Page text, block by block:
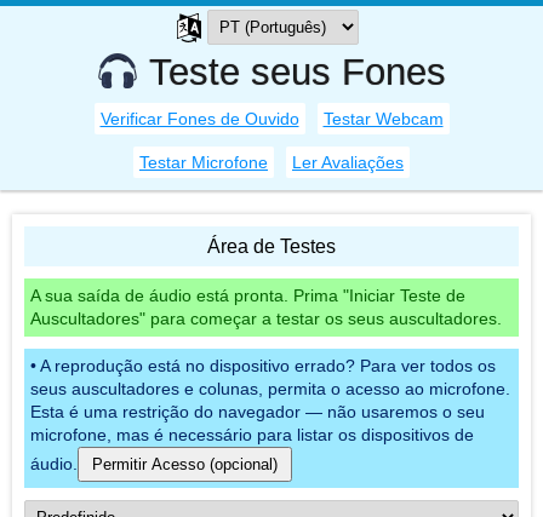
Teste seus Fones
Verificar Fones de Ouvido Testar Webcam
Testar Microfone Ler Avaliações
Área de Testes
A sua saída de áudio está pronta. Prima "Iniciar Teste de
Auscultadores" para começar a testar os seus auscultadores.
A reprodução está no dispositivo errado? Para ver todos os
seus auscultadores e colunas, permita o acesso ao microfone.
Esta é uma restrição do navegador — não usaremos o seu
microfone, mas é necessário para listar os dispositivos de
áudio.
Permitir Acesso (opcional)